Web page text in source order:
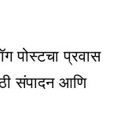
पोस्टचा प्रवास
संपादन आणि